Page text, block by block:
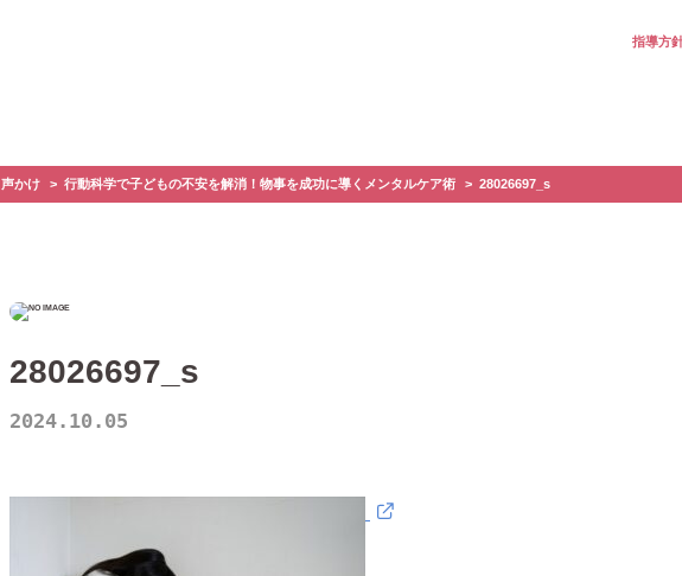
指導方
声かけ 行動科学で子どもの不安を解消！物事を成功に導くメンタルケア術 28026697_s
28026697_s
2024.10.05